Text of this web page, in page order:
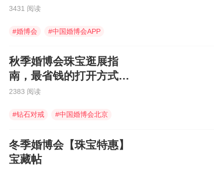
省钱
3431 阅读
#婚博会 #中国婚博会APP
秋季婚博会珠宝逛展指
南，最省钱的打开方式在
这里，快查收！
2383 阅读
#钻石对戒 #中国婚博会北京
冬季婚博会【珠宝特惠】
宝藏帖